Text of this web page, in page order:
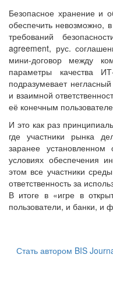
Безопасное хранение и
обеспечить невозможно,
требований
agreement, рус.
мини-договор между
параметры качества
подразумевает
и взаимной
её конечным
И это как раз
где участники рынка
заранее
условиях обеспечения
этом все участники
ответственность за
В итоге в «игре в
пользователи, и банки, и
Стать автором BIS